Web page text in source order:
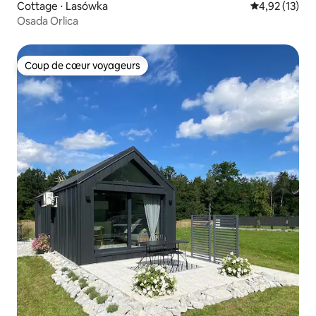
Cottage ⋅ Lasówka Évaluation
4,92 (13)
Osada Orlica
Coup de cœur voyageurs
Coup de cœur voyageurs